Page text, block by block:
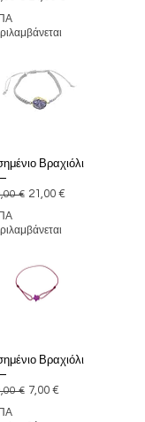
Βραχιόλι
τιμή
€ Τιμή Έκπτωσης
21,00 €
Βραχιόλι
τιμή
€ Τιμή Έκπτωσης
7,00 €